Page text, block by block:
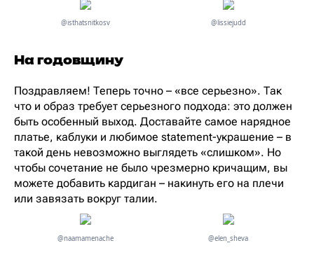
@isthatsnitkosv @lissiejudd
На годовщину
Поздравляем! Теперь точно – «все серьезно». Так
что и образ требует серьезного подхода: это должен
быть особенный выход. Доставайте самое нарядное
платье, каблуки и любимое statement-украшение – в
такой день невозможно выглядеть «слишком». Но
чтобы сочетание не было чрезмерно кричащим, вы
можете добавить кардиган – накинуть его на плечи
или завязать вокруг талии.
@naamamenache @elen_sheva